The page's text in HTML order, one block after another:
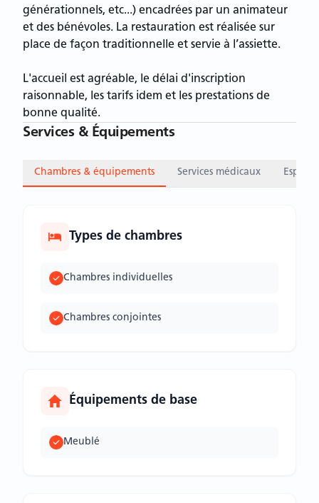
générationnels, etc...) encadrées par un animateur
et des bénévoles. La restauration est réalisée sur
place de façon traditionnelle et servie à l’assiette.
L'accueil est agréable, le délai d'inscription
raisonnable, les tarifs idem et les prestations de
bonne qualité.
Services & Équipements
Chambres & équipements Services médicaux
Types de chambres
Chambres individuelles
Chambres conjointes
Équipements de base
Meublé